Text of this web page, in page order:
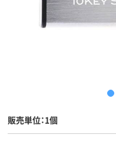
販売単位：1個